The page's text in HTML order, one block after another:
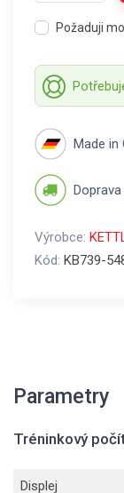
Požaduji
Made in
Výrobce:
Kód: KB739-
Parametry
Tréninkový
Displej